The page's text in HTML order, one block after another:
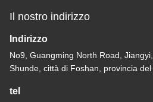
Il nostro indirizzo
Indirizzo
No9, Guangming North Road,
Shunde, città di Foshan, provincia
tel